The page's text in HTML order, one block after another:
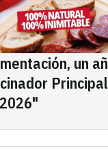
un